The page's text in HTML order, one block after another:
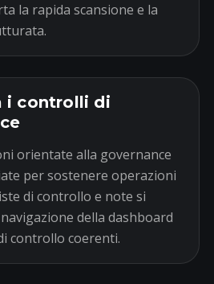
la rapida scansione e la
i controlli di
orientate alla governance
per sostenere operazioni
di controllo e note si
della dashboard
controllo coerenti.